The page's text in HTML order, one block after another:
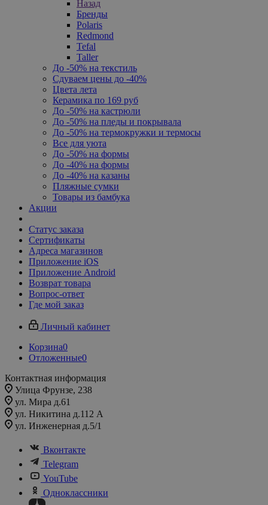
Назад
Бренды
Polaris
Redmond
Tefal
Taller
До -50% на текстиль
Сдуваем цены до -40%
Цвета лета
Керамика по 169 руб
До -50% на кастрюли
До -50% на пледы и покрывала
До -50% на термокружки и термосы
Все для уюта
До -50% на формы
До -40% на формы
До -40% на казаны
Пляжные сумки
Товары из бамбука
Акции
Статус заказа
Сертификаты
Адреса магазинов
Приложение iOS
Приложение Android
Возврат товара
Вопрос-ответ
Где мой заказ
Личный кабинет
Корзина0
Отложенные0
Контактная информация
Улица Фрунзе, 238​
ул. Мира д.61
ул. Никитина д.112 А
ул. Инженерная д.5/1
Вконтакте
Telegram
YouTube
Одноклассники